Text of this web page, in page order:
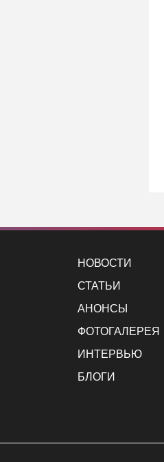
НОВОСТИ
СТАТЬИ
АНОНСЫ
ФОТОГАЛЕРЕЯ
ИНТЕРВЬЮ
БЛОГИ